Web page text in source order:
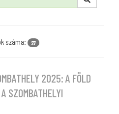
száma: 27
2025: A FÖLD
SZOMBATHELYI